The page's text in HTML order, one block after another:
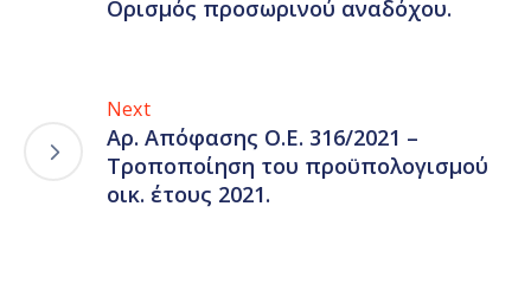
Ορισμός προσωρινού αναδόχου.
Next
Αρ. Απόφασης Ο.Ε. 316/2021 –
Τροποποίηση του προϋπολογισμού
οικ. έτους 2021.